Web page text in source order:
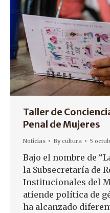
Taller de
Penal de Mujeres
Noticias Bycultura 5
Bajo el nombre de
la Subsecretaría de
Institucionales del
atiende política de
ha alcanzado